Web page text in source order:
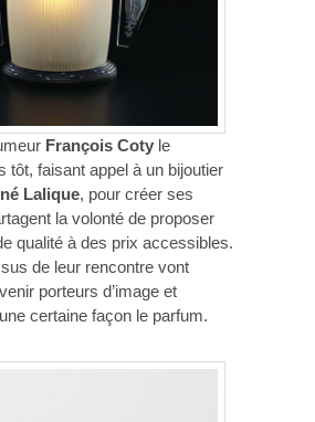
François Coty le
tôt, faisant appel à un bijoutier
Lalique, pour créer ses
la volonté de proposer
qualité à des prix accessibles.
de leur rencontre vont
porteurs d’image et
certaine façon le parfum.